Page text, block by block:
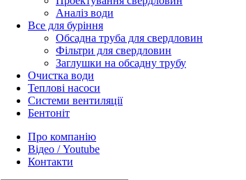
Аналіз води
Все для буріння
Обсадна труба для свердловин
Фільтри для свердловин
Заглушки на обсадну трубу
Очистка води
Теплові насоси
Системи вентиляції
Бентоніт
Про компанію
Відео / Youtube
Контакти